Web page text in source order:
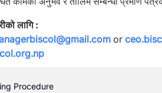
लागि :
or
Procedure